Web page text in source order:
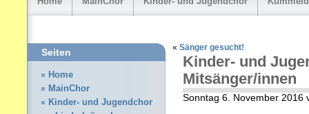
« Sänger gesucht!
Kinder- und
Mitsänger/innen
Sonntag 6. November 2016
Seiten
Home
MainChor
Kinder- und Jugendchor